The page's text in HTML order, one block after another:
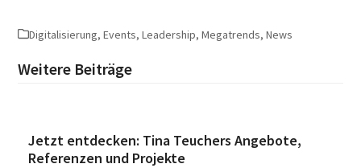
Digitalisierung,Events,Leadership,Megatrends,News
Weitere Beiträge
Jetzt entdecken: Tina Teuchers Angebote,
Referenzen und Projekte